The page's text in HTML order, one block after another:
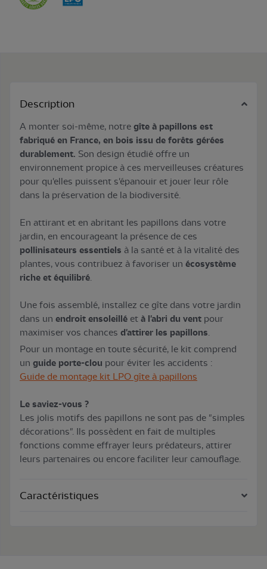
Description
A monter soi-même, notre gîte à papillons est
fabriqué en France, en bois issu de forêts gérées
durablement. Son design étudié offre un
environnement propice à ces merveilleuses créatures
pour qu'elles puissent s'épanouir et jouer leur rôle
dans la préservation de la biodiversité.
En attirant et en abritant les papillons dans votre
jardin, en encourageant la présence de ces
pollinisateurs essentiels à la santé et à la vitalité des
plantes, vous contribuez à favoriser un écosystème
riche et équilibré.
Une fois assemblé, installez ce gîte dans votre jardin
dans un endroit ensoleillé et à l'abri du vent pour
maximiser vos chances d'attirer les papillons.
Pour un montage en toute sécurité, le kit comprend
un guide porte-clou pour éviter les accidents :
Guide de montage kit LPO gîte à papillons
Le saviez-vous ?
Les jolis motifs des papillons ne sont pas de "simples
décorations". Ils possèdent en fait de multiples
fonctions comme effrayer leurs prédateurs, attirer
leurs partenaires ou encore faciliter leur camouflage.
Caractéristiques